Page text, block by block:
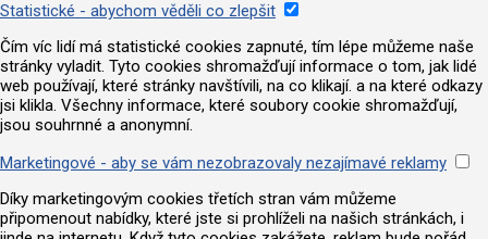
Statistické - abychom věděli co zlepšit
Čím víc lidí má statistické cookies zapnuté, tím lépe můžeme naše
stránky vyladit. Tyto cookies shromažďují informace o tom, jak lidé
web používají, které stránky navštívili, na co klikají. a na které odkazy
jsi klikla. Všechny informace, které soubory cookie shromažďují,
jsou souhrnné a anonymní.
Marketingové - aby se vám nezobrazovaly nezajímavé reklamy
Díky marketingovým cookies třetích stran vám můžeme
připomenout nabídky, které jste si prohlíželi na našich stránkách, i